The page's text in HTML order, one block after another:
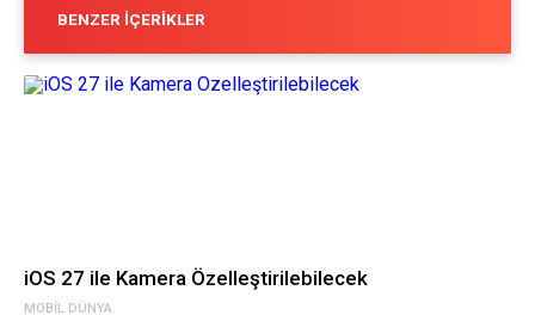
BENZER İÇERIKLER
MOBIL DÜNYA
iOS 27 ile Kamera Özelleştirilebilecek